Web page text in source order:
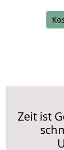
Zeit ist